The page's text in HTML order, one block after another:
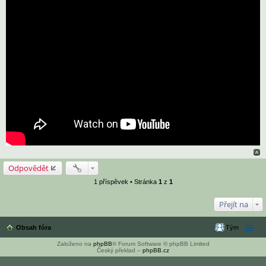
Odpovědět
1 příspěvek • Stránka 1 z 1
Přejít na
Obsah fóra Tým
Založeno na phpBB® Forum Software © phpBB Limited
Český překlad – phpBB.cz